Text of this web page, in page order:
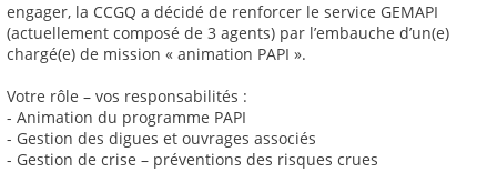
engager, la CCGQ a décidé de renforcer le service GEMAPI
(actuellement composé de 3 agents) par l’embauche d’un(e)
chargé(e) de mission « animation PAPI ».
Votre rôle – vos responsabilités :
- Animation du programme PAPI
- Gestion des digues et ouvrages associés
- Gestion de crise – préventions des risques crues